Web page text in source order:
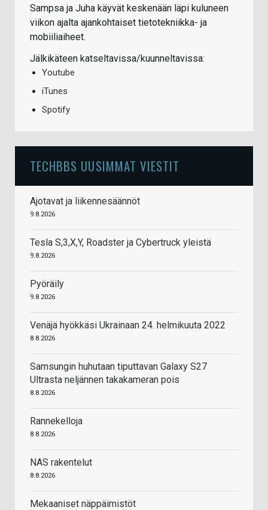
Sampsa ja Juha käyvät keskenään läpi kuluneen
viikon ajalta ajankohtaiset tietotekniikka- ja
mobiiliaiheet.
Jälkikäteen katseltavissa/kuunneltavissa:
Youtube
iTunes
Spotify
TECHBBS UUSIMMAT VIESTIT
Ajotavat ja liikennesäännöt
9.8.2026
Tesla S,3,X,Y, Roadster ja Cybertruck yleistä
9.8.2026
Pyöräily
9.8.2026
Venäjä hyökkäsi Ukrainaan 24. helmikuuta 2022
8.8.2026
Samsungin huhutaan tiputtavan Galaxy S27
Ultrasta neljännen takakameran pois
8.8.2026
Rannekelloja
8.8.2026
NAS rakentelut
8.8.2026
Mekaaniset näppäimistöt